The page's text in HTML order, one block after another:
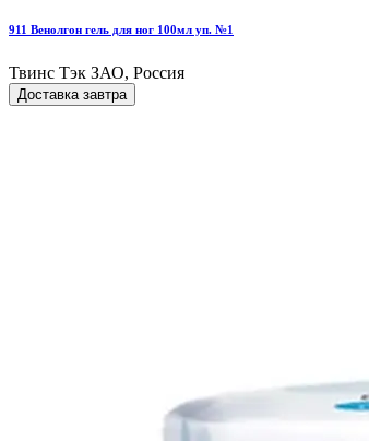
911 Венолгон гель для ног 100мл уп. №1
Твинс Тэк ЗАО, Россия
Доставка завтра